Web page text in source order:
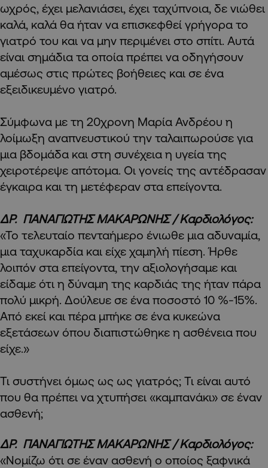
ωχρός, έχει μελανιάσει, έχει ταχύπνοια, δε νιώθει
καλά, καλά θα ήταν να επισκεφθεί γρήγορα το
γιατρό του και να μην περιμένει στο σπίτι. Αυτά
είναι σημάδια τα οποία πρέπει να οδηγήσουν
αμέσως στις πρώτες βοήθειες και σε ένα
εξειδικευμένο γιατρό.
Σύμφωνα με τη 20χρονη Μαρία Ανδρέου η
λοίμωξη αναπνευστικού την ταλαιπωρούσε για
μια βδομάδα και στη συνέχεια η υγεία της
χειροτέρεψε απότομα. Οι γονείς της αντέδρασαν
έγκαιρα και τη μετέφεραν στα επείγοντα.
ΔΡ. ΠΑΝΑΓΙΩΤΗΣ ΜΑΚΑΡΩΝΗΣ / Καρδιολόγος:
«Το τελευταίο πενταήμερο ένιωθε μια αδυναμία,
μια ταχυκαρδία και είχε χαμηλή πίεση. Ήρθε
λοιπόν στα επείγοντα, την αξιολογήσαμε και
είδαμε ότι η δύναμη της καρδιάς της ήταν πάρα
πολύ μικρή. Δούλευε σε ένα ποσοστό 10 %-15%.
Από εκεί και πέρα μπήκε σε ένα κυκεώνα
εξετάσεων όπου διαπιστώθηκε η ασθένεια που
είχε.»
Τι συστήνει όμως ως ως γιατρός; Τι είναι αυτό
που θα πρέπει να χτυπήσει «καμπανάκι» σε έναν
ασθενή;
ΔΡ. ΠΑΝΑΓΙΩΤΗΣ ΜΑΚΑΡΩΝΗΣ / Καρδιολόγος:
«Νομίζω ότι σε έναν ασθενή ο οποίος ξαφνικά